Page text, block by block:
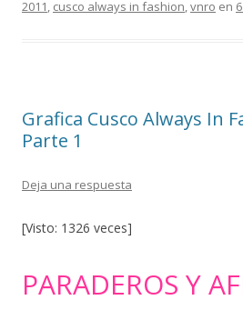
b
k
er p
r
2011, cusco always in fashion,vnro en
Grafica Cusco Always In
Parte 1
Deja una respuesta
[Visto: 1326 veces]
PARADEROS Y